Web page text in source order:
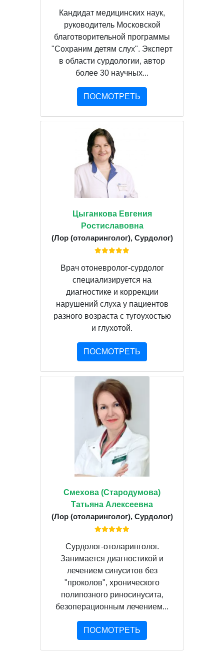
Кандидат медицинских наук,
руководитель Московской
благотворительной программы
"Сохраним детям слух". Эксперт
в области сурдологии, автор
более 30 научных...
ПОСМОТРЕТЬ
Цыганкова Евгения
Ростиславовна
(Лор (отоларинголог), Сурдолог)
Врач отоневролог-сурдолог
специализируется на
диагностике и коррекции
нарушений слуха у пациентов
разного возраста с тугоухостью
и глухотой.
ПОСМОТРЕТЬ
Смехова (Стародумова)
Татьяна Алексеевна
(Лор (отоларинголог), Сурдолог)
Сурдолог-отоларинголог.
Занимается диагностикой и
лечением синуситов без
"проколов", хронического
полипозного риносинусита,
безоперационным лечением...
ПОСМОТРЕТЬ